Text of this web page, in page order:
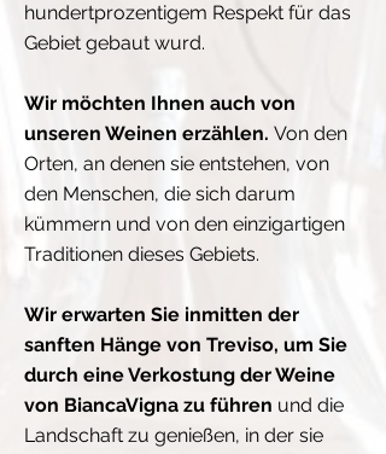
hundertprozentigem Respekt für das
Gebiet gebaut wurd.
Wir möchten Ihnen auch von
unseren Weinen erzählen. Von den
Orten, an denen sie entstehen, von
den Menschen, die sich darum
kümmern und von den einzigartigen
Traditionen dieses Gebiets.
Wir erwarten Sie inmitten der
sanften Hänge von Treviso, um Sie
durch eine Verkostung der Weine
von BiancaVigna zu führen und die
Landschaft zu genießen, in der sie